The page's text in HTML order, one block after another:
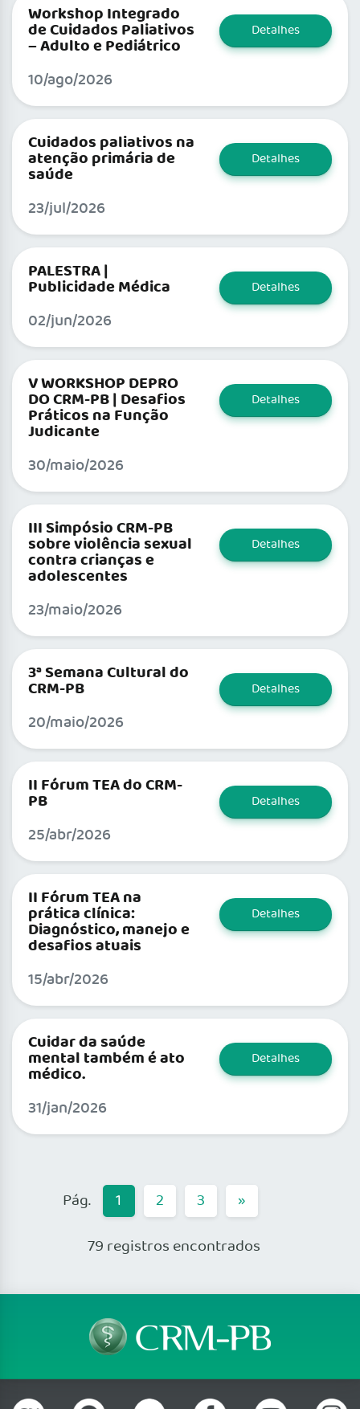
Workshop Integrado
de Cuidados Paliativos
– Adulto e Pediátrico
10/ago/2026
Detalhes
Cuidados paliativos na
atenção primária de
saúde
23/jul/2026
Detalhes
PALESTRA |
Publicidade Médica
02/jun/2026
Detalhes
V WORKSHOP DEPRO
DO CRM-PB | Desafios
Práticos na Função
Judicante
30/maio/2026
Detalhes
III Simpósio CRM-PB
sobre violência sexual
contra crianças e
adolescentes
23/maio/2026
Detalhes
3ª Semana Cultural do
CRM-PB
20/maio/2026
Detalhes
II Fórum TEA do CRM-
PB
25/abr/2026
Detalhes
II Fórum TEA na
prática clínica:
Diagnóstico, manejo e
desafios atuais
15/abr/2026
Detalhes
Cuidar da saúde
mental também é ato
médico.
31/jan/2026
Detalhes
1 2 3
»
79 registros encontrados